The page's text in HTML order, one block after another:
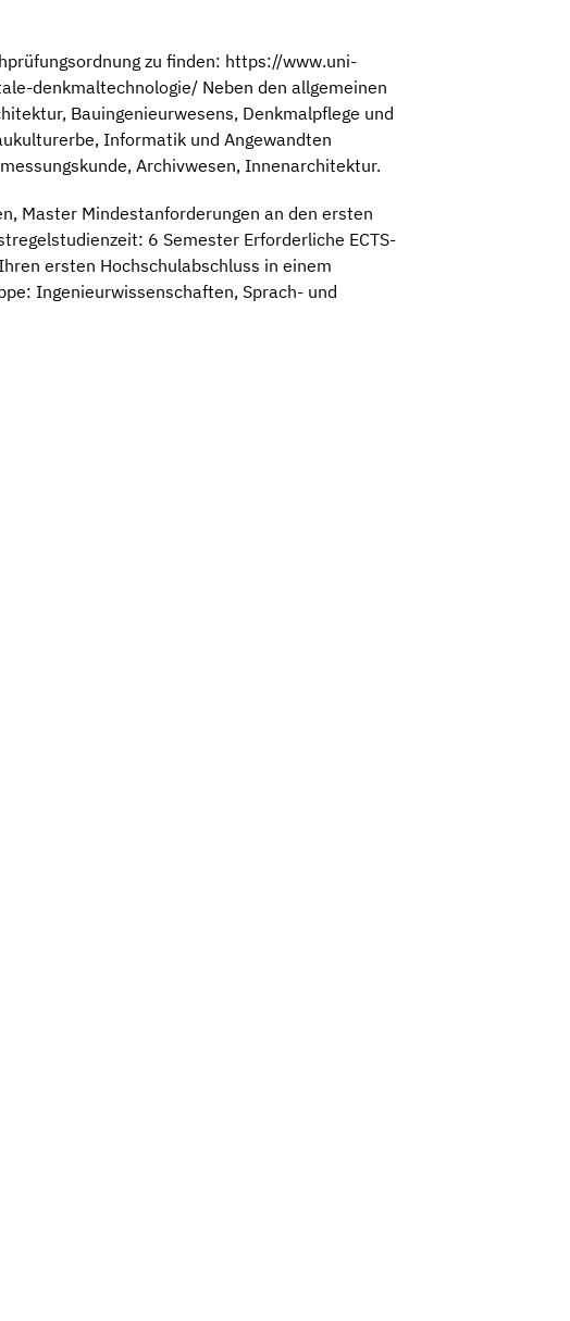
zu finden: https://www.uni-
denkmaltechnologie/ Neben den allgemeinen
Bauingenieurwesens, Denkmalpflege und
Informatik und Angewandten
Archivwesen, Innenarchitektur.
Master Mindestanforderungen an den ersten
6 Semester Erforderliche ECTS-
ersten Hochschulabschluss in einem
Ingenieurwissenschaften, Sprach- und